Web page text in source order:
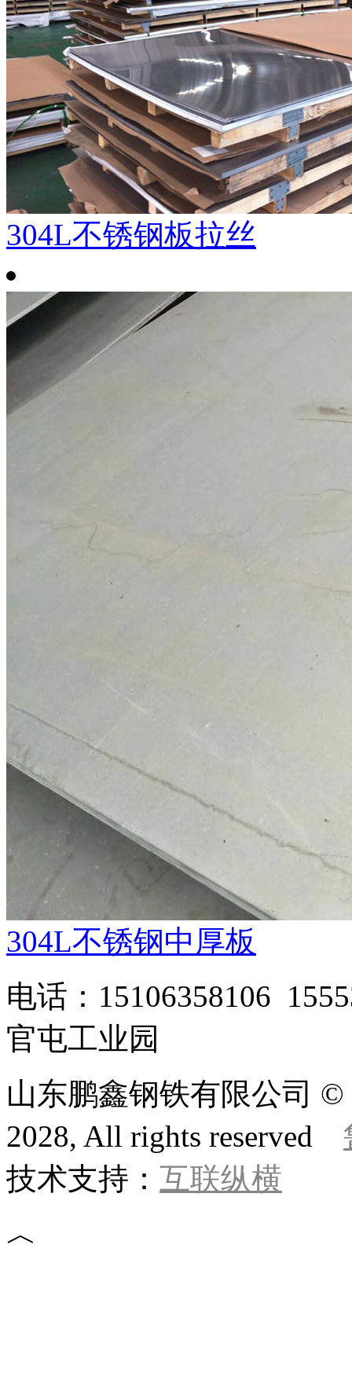
304L不锈钢板拉丝
304L不锈钢中厚板
电话：15106358106
官屯工业园
山东鹏鑫钢铁有限公司
2028, All rights reserved
技术支持： 互联纵横
︿